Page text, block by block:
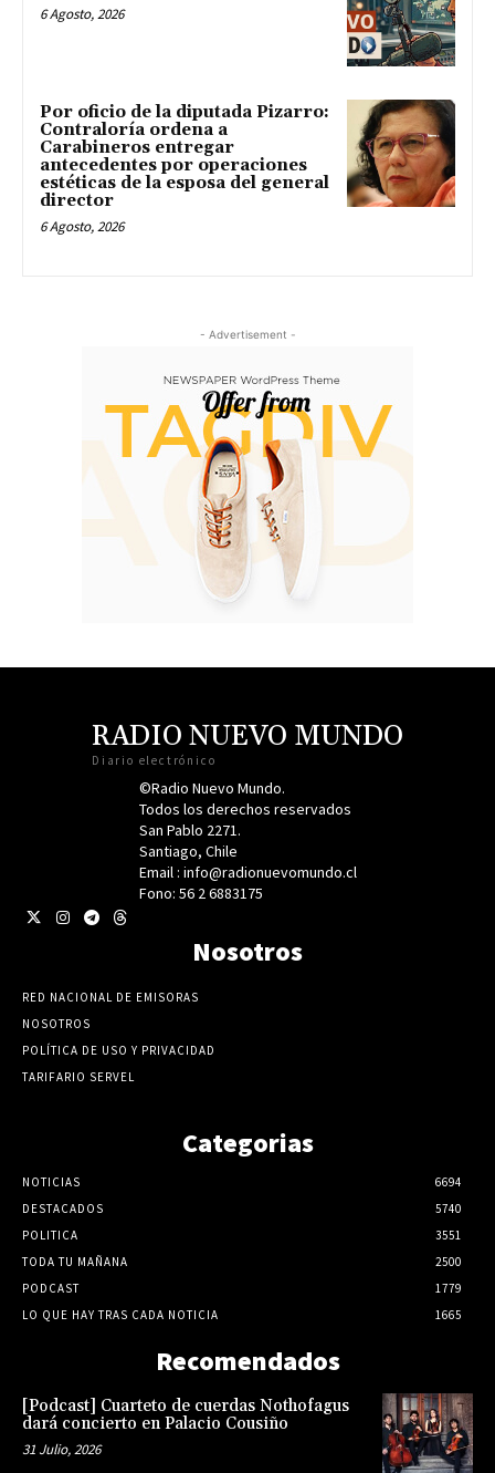
6 Agosto, 2026
Por oficio de la diputada Pizarro:
Contraloría ordena a
Carabineros entregar
antecedentes por operaciones
estéticas de la esposa del general
director
6 Agosto, 2026
- Advertisement -
RADIO NUEVO MUNDO
Diario electrónico
©Radio Nuevo Mundo.
Todos los derechos reservados
San Pablo 2271.
Santiago, Chile
Email : info@radionuevomundo.cl
Fono: 56 2 6883175
Nosotros
RED NACIONAL DE EMISORAS
NOSOTROS
POLÍTICA DE USO Y PRIVACIDAD
TARIFARIO SERVEL
Categorias
NOTICIAS
6694
DESTACADOS
5740
POLITICA
3551
TODA TU MAÑANA
2500
PODCAST
1779
LO QUE HAY TRAS CADA NOTICIA
1665
Recomendados
[Podcast] Cuarteto de cuerdas Nothofagus
dará concierto en Palacio Cousiño
31 Julio, 2026